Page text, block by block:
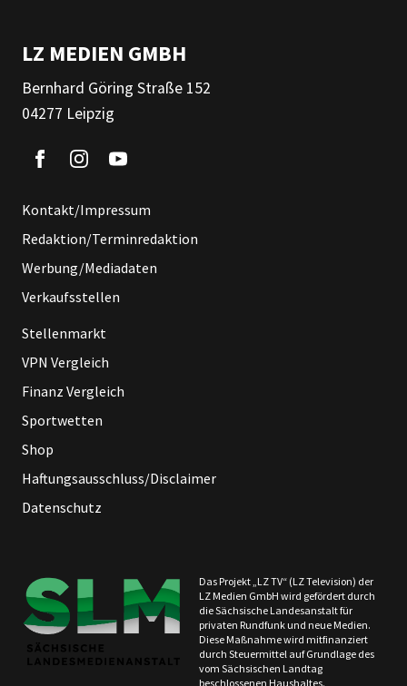
LZ MEDIEN GMBH
Bernhard Göring Straße 152
04277 Leipzig
Kontakt/Impressum
Redaktion/Terminredaktion
Werbung/Mediadaten
Verkaufsstellen
Stellenmarkt
VPN Vergleich
Finanz Vergleich
Sportwetten
Shop
Haftungsausschluss/Disclaimer
Datenschutz
Das Projekt „LZ TV“ (LZ Television) der
LZ Medien GmbH wird gefördert durch
die Sächsische Landesanstalt für
privaten Rundfunk und neue Medien.
Diese Maßnahme wird mitfinanziert
durch Steuermittel auf Grundlage des
vom Sächsischen Landtag
beschlossenen Haushaltes.